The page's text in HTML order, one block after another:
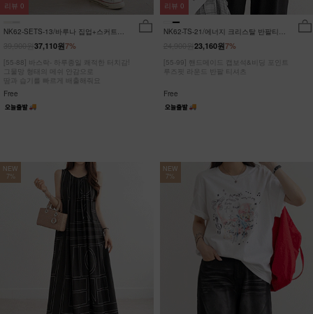
NK62-SETS-13/바루나 집업+스커트
7%
37,110원
[55-88] 바스락- 하루종일 쾌적한 터치감!
그물망 형태의 메쉬 안감으로
땀과 습기를 빠르게 배출해줘요
Free
리뷰 0
NK62-TS-21/에너지 크리스탈 반팔티
7%
23,160원
[55-99] 핸드메이드 캡보석&비딩 포인트
루즈핏 라운드 반팔 티셔츠
Free
리뷰 0
NEW
7%
NEW
7%